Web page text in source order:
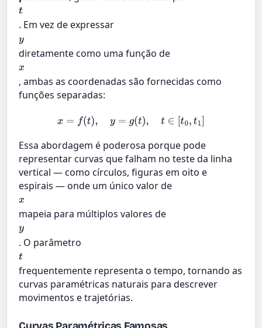
t
. Em vez de expressar
y
diretamente como uma função de
x
, ambas as coordenadas são fornecidas como
funções separadas:
(t) t∈ [t0,t1]
Essa abordagem é poderosa porque pode
representar curvas que falham no teste da linha
vertical — como círculos, figuras em oito e
espirais — onde um único valor de
x
mapeia para múltiplos valores de
y
. O parâmetro
t
frequentemente representa o tempo, tornando as
curvas paramétricas naturais para descrever
movimentos e trajetórias.